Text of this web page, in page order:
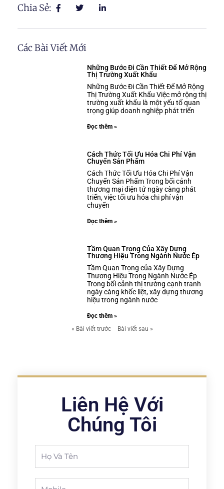
Chia Sẻ:
Các Bài Viết Mới
Những Bước Đi Cần Thiết Để Mở Rộng
Thị Trường Xuất Khẩu
Những Bước Đi Cần Thiết Để Mở Rộng
Thị Trường Xuất Khẩu Việc mở rộng thị
trường xuất khẩu là một yếu tố quan
trọng giúp doanh nghiệp phát triển
Đọc thêm »
Cách Thức Tối Ưu Hóa Chi Phí Vận
Chuyển Sản Phẩm
Cách Thức Tối Ưu Hóa Chi Phí Vận
Chuyển Sản Phẩm Trong bối cảnh
thương mại điện tử ngày càng phát
triển, việc tối ưu hóa chi phí vận
chuyển
Đọc thêm »
Tầm Quan Trọng Của Xây Dựng
Thương Hiệu Trong Ngành Nước Ép
Tầm Quan Trọng của Xây Dựng
Thương Hiệu Trong Ngành Nước Ép
Trong bối cảnh thị trường cạnh tranh
ngày càng khốc liệt, xây dựng thương
hiệu trong ngành nước
Đọc thêm »
« Bài viết trước
Bài viết sau »
Liên Hệ Với
Chúng Tôi
Name